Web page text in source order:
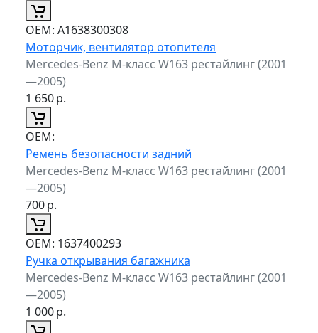
ОЕМ: A1638300308
Моторчик, вентилятор отопителя
Mercedes-Benz M-класс W163 рестайлинг (2001
—2005)
1 650р.
ОЕМ:
Ремень безопасности задний
Mercedes-Benz M-класс W163 рестайлинг (2001
—2005)
700р.
ОЕМ: 1637400293
Ручка открывания багажника
Mercedes-Benz M-класс W163 рестайлинг (2001
—2005)
1 000р.